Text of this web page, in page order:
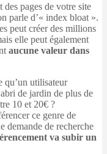
pages de votre site
parle d’« index bloat ».
peut créer des millions
elle peut également
aucune valeur dans
qu’un utilisateur
de jardin de plus de
10 et 20€ ?
ce genre de
demande de recherche
va subir un